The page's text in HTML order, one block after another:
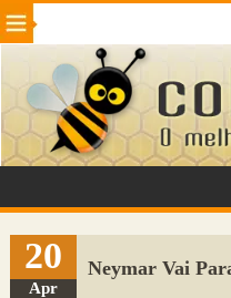
Beleza Cinema e TV
Internet Jogos NotÃ­cias
VeÃ­culos Adulto
Sugerir Link
Adicionar Blog
20
Apr
Neymar Vai